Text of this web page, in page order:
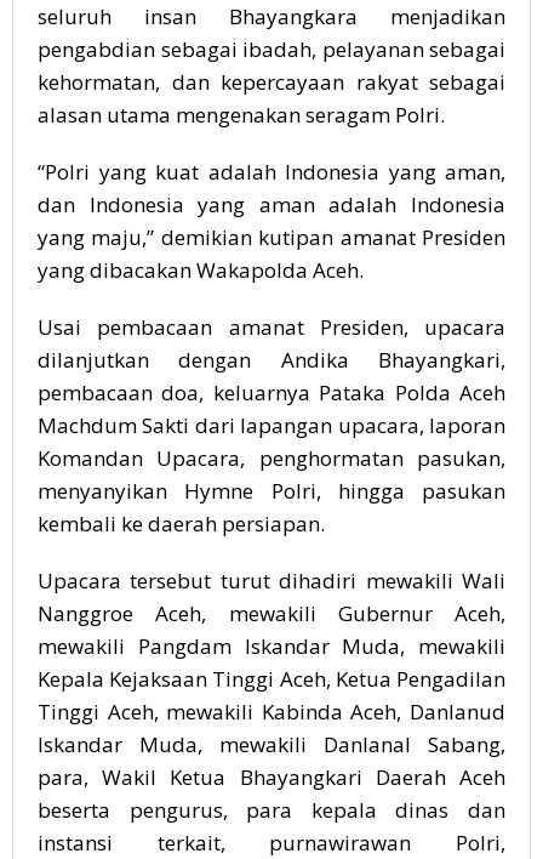
seluruh insan Bhayangkara menjadikan
pengabdian sebagai ibadah, pelayanan sebagai
kehormatan, dan kepercayaan rakyat sebagai
alasan utama mengenakan seragam Polri.
“Polri yang kuat adalah Indonesia yang aman,
dan Indonesia yang aman adalah Indonesia
yang maju,” demikian kutipan amanat Presiden
yang dibacakan Wakapolda Aceh.
Usai pembacaan amanat Presiden, upacara
dilanjutkan dengan Andika Bhayangkari,
pembacaan doa, keluarnya Pataka Polda Aceh
Machdum Sakti dari lapangan upacara, laporan
Komandan Upacara, penghormatan pasukan,
menyanyikan Hymne Polri, hingga pasukan
kembali ke daerah persiapan.
Upacara tersebut turut dihadiri mewakili Wali
Nanggroe Aceh, mewakili Gubernur Aceh,
mewakili Pangdam Iskandar Muda, mewakili
Kepala Kejaksaan Tinggi Aceh, Ketua Pengadilan
Tinggi Aceh, mewakili Kabinda Aceh, Danlanud
Iskandar Muda, mewakili Danlanal Sabang,
para, Wakil Ketua Bhayangkari Daerah Aceh
beserta pengurus, para kepala dinas dan
instansi terkait, purnawirawan Polri,